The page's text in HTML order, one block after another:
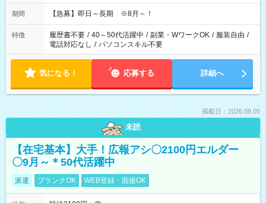
期間 【急募】即日～長期 ※8月～！
特徴 履歴書不要 / 40～50代活躍中 / 副業・WワークOK / 服装自由 /
電話対応なし / パソコンスキル不要
気になる！ 応募する 詳細へ
掲載日：2026.08.05
未読
【在宅基本】大手！広報アシ〇2100円エルダー
〇9月～＊50代活躍中
派遣 ブランクOK WEB登録・面接OK